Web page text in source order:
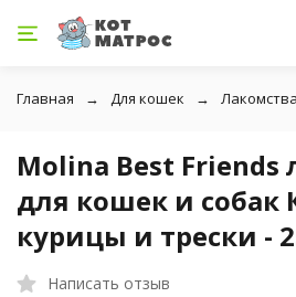
Главная Для кошек Лакомства
Molina Best Friends
для кошек и собак
курицы и трески -
Написать отзыв